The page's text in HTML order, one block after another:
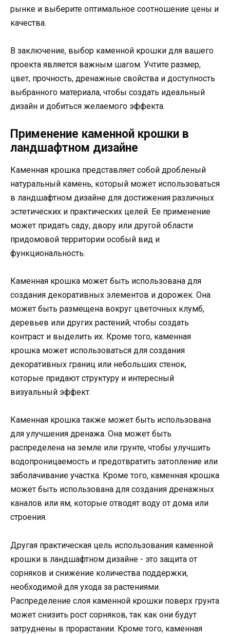
рынке и выберите оптимальное соотношение цены и
качества.
В заключение, выбор каменной крошки для вашего
проекта является важным шагом. Учтите размер,
цвет, прочность, дренажные свойства и доступность
выбранного материала, чтобы создать идеальный
дизайн и добиться желаемого эффекта.
Применение каменной крошки в
ландшафтном дизайне
Каменная крошка представляет собой дробленый
натуральный камень, который может использоваться
в ландшафтном дизайне для достижения различных
эстетических и практических целей. Ее применение
может придать саду, двору или другой области
придомовой территории особый вид и
функциональность.
Каменная крошка может быть использована для
создания декоративных элементов и дорожек. Она
может быть размещена вокруг цветочных клумб,
деревьев или других растений, чтобы создать
контраст и выделить их. Кроме того, каменная
крошка может использоваться для создания
декоративных границ или небольших стенок,
которые придают структуру и интересный
визуальный эффект.
Каменная крошка также может быть использована
для улучшения дренажа. Она может быть
распределена на земле или грунте, чтобы улучшить
водопроницаемость и предотвратить затопление или
заболачивание участка. Кроме того, каменная крошка
может быть использована для создания дренажных
каналов или ям, которые отводят воду от дома или
строения.
Другая практическая цель использования каменной
крошки в ландшафтном дизайне - это защита от
сорняков и снижение количества поддержки,
необходимой для ухода за растениями.
Распределение слоя каменной крошки поверх грунта
может снизить рост сорняков, так как они будут
затруднены в прорастании. Кроме того, каменная